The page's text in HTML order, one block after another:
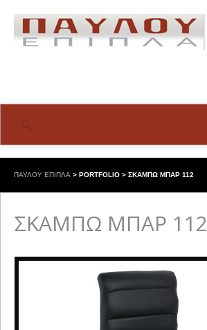
ΠΑΥΛΟΥ ΕΠΙΠΛΑ > PORTFOLIO > ΣΚΑΜΠΩ ΜΠΑΡ 112
ΣΚΑΜΠΩ ΜΠΑΡ 112